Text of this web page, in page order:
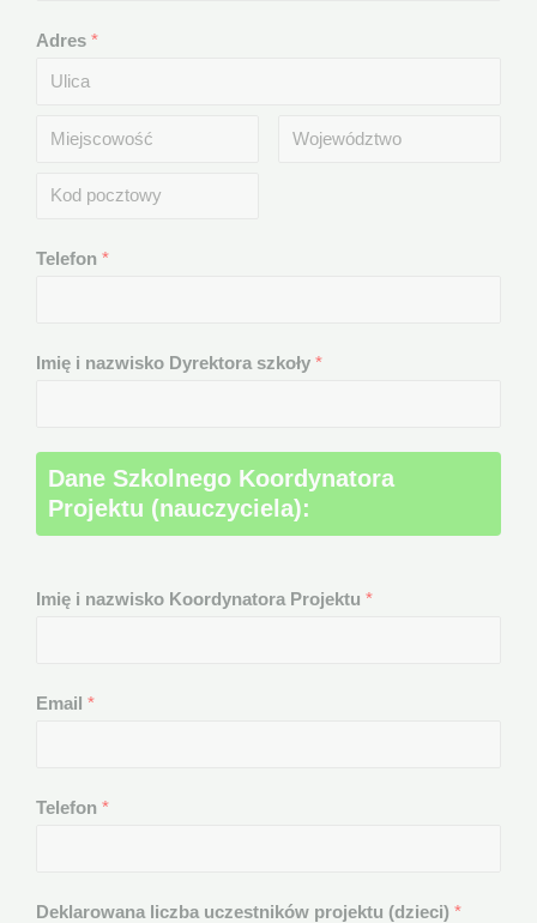
Adres *
Telefon *
Imię i nazwisko Dyrektora szkoły *
Dane Szkolnego Koordynatora
Projektu (nauczyciela):
Imię i nazwisko Koordynatora Projektu *
Email *
Telefon *
Deklarowana liczba uczestników projektu (dzieci) *